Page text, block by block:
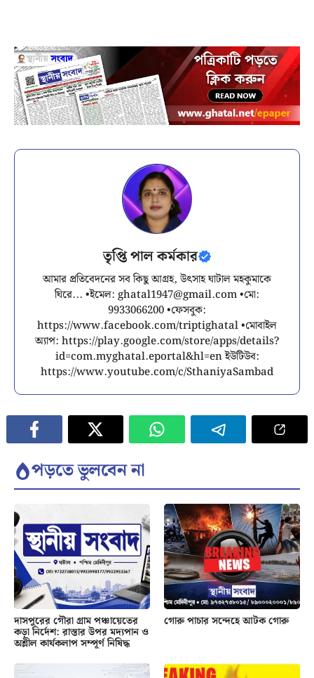
তৃপ্তি পাল কর্মকার
আমার প্রতিবেদনের সব কিছু আগ্রহ, উৎসাহ ঘাটাল মহকুমাকে
ঘিরে... •ইমেল: ghatal1947@gmail.com•মো:
9933066200 •ফেসবুক:
https://www.facebook.com/triptighatal •মোবাইল
অ্যাপ: https://play.google.com/store/apps/details?
id=com.myghatal.eportal&hl=en ইউটিউব:
https://www.youtube.com/c/SthaniyaSambad
পড়তে ভুলবেন না
দাসপুরের গৌরা গ্রাম পঞ্চায়েতের
কড়া নির্দেশ: রাস্তার উপর মদ্যপান ও
অশ্লীল কার্যকলাপ সম্পূর্ণ নিষিদ্ধ
গোরু পাচার সন্দেহে আটক গোরু